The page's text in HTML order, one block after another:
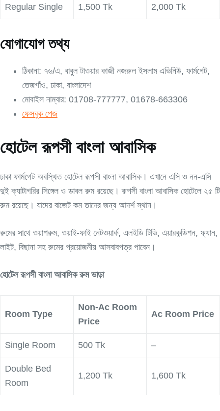
Regular Single 1,500 Tk 2,000 Tk
যোগাযোগ তথ্য
ঠিকানা: ৭৬/এ, বাবুল টাওয়ার কাজী নজরুল ইসলাম এভিনিউ, ফার্মগেট,
তেজগাঁও, ঢাকা, বাংলাদেশ
মোবাইল নাম্বার: 01708-777777, 01678-663306
ফেসবুক পেজ
হোটেল রূপসী বাংলা আবাসিক
ঢাকা ফার্মগেট অবস্থিত হোটেল রূপসী বাংলা আবাসিক। এখানে এসি ও নন-এসি
দুই ক্যাটাগরির সিঙ্গেল ও ডাবল রুম রয়েছে। রূপসী বাংলা আবাসিক হোটেলে ২৫ টি
রুম রয়েছে। যাদের বাজেট কম তাদের জন্য আদর্শ স্থান।
রুমের সাথে ওয়াশরুম, ওয়াই-ফাই নেটওয়ার্ক, এলইডি টিভি, এয়ারকন্ডিশন, ফ্যান,
লাইট, বিছানা সহ রুমের প্রয়োজনীয় আসবাবপত্র পাবেন।
হোটেল রূপসী বাংলা আবাসিক রুম ভাড়া
Room Type
Non-Ac Room
Price
Ac Room Price
Single Room 500 Tk –
Double Bed
Room
1,200 Tk 1,600 Tk